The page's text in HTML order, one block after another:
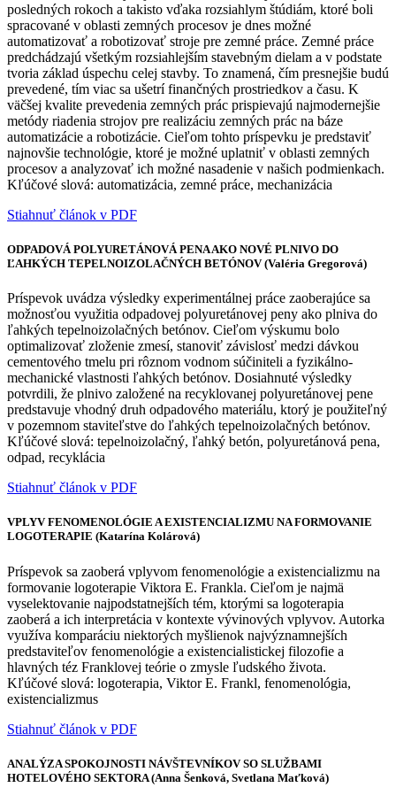
posledných rokoch a takisto vďaka rozsiahlym štúdiám, ktoré boli
spracované v oblasti zemných procesov je dnes možné
automatizovať a robotizovať stroje pre zemné práce. Zemné práce
predchádzajú všetkým rozsiahlejším stavebným dielam a v podstate
tvoria základ úspechu celej stavby. To znamená, čím presnejšie budú
prevedené, tím viac sa ušetrí finančných prostriedkov a času. K
väčšej kvalite prevedenia zemných prác prispievajú najmodernejšie
metódy riadenia strojov pre realizáciu zemných prác na báze
automatizácie a robotizácie. Cieľom tohto príspevku je predstaviť
najnovšie technológie, ktoré je možné uplatniť v oblasti zemných
procesov a analyzovať ich možné nasadenie v našich podmienkach.
Kľúčové slová: automatizácia, zemné práce, mechanizácia
Stiahnuť článok v PDF
ODPADOVÁ POLYURETÁNOVÁ PENA AKO NOVÉ PLNIVO DO
ĽAHKÝCH TEPELNOIZOLAČNÝCH BETÓNOV (Valéria Gregorová)
Príspevok uvádza výsledky experimentálnej práce zaoberajúce sa
možnosťou využitia odpadovej polyuretánovej peny ako plniva do
ľahkých tepelnoizolačných betónov. Cieľom výskumu bolo
optimalizovať zloženie zmesí, stanoviť závislosť medzi dávkou
cementového tmelu pri rôznom vodnom súčiniteli a fyzikálno-
mechanické vlastnosti ľahkých betónov. Dosiahnuté výsledky
potvrdili, že plnivo založené na recyklovanej polyuretánovej pene
predstavuje vhodný druh odpadového materiálu, ktorý je použiteľný
v pozemnom staviteľstve do ľahkých tepelnoizolačných betónov.
Kľúčové slová: tepelnoizolačný, ľahký betón, polyuretánová pena,
odpad, recyklácia
Stiahnuť článok v PDF
VPLYV FENOMENOLÓGIE A EXISTENCIALIZMU NA FORMOVANIE
LOGOTERAPIE (Katarína Kolárová)
Príspevok sa zaoberá vplyvom fenomenológie a existencializmu na
formovanie logoterapie Viktora E. Frankla. Cieľom je najmä
vyselektovanie najpodstatnejších tém, ktorými sa logoterapia
zaoberá a ich interpretácia v kontexte vývinových vplyvov. Autorka
využíva komparáciu niektorých myšlienok najvýznamnejších
predstaviteľov fenomenológie a existencialistickej filozofie a
hlavných téz Franklovej teórie o zmysle ľudského života.
Kľúčové slová: logoterapia, Viktor E. Frankl, fenomenológia,
existencializmus
Stiahnuť článok v PDF
ANALÝZA SPOKOJNOSTI NÁVŠTEVNÍKOV SO SLUŽBAMI
HOTELOVÉHO SEKTORA (Anna Šenková, Svetlana Maťková)